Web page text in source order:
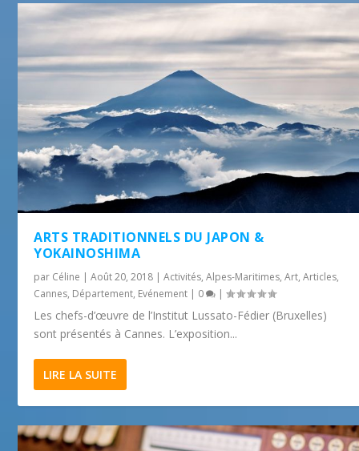
ARTS TRADITIONNELS DU JAPON &
YOKAINOSHIMA
par Céline |Août 20, 2018 |Activités,Alpes-Maritimes,Art,Articles,
Cannes, Département, Evénement | 0 |
Les chefs-d’œuvre de l’Institut Lussato-Fédier (Bruxelles)
sont présentés à Cannes. L’exposition...
LIRE LA SUITE